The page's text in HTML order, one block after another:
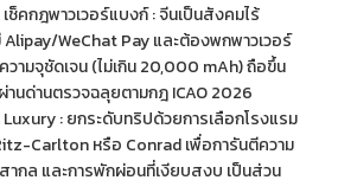
ช็คกฎพาวเวอร์แบงก์ : จีนเป็นสังคมไร้
WeChat Pay และต้องพกพาวเวอร์
ามจุชัดเจน (ไม่เกิน 20,000 mAh) ถือขึ้น
านด่านตรวจฉลุยตามกฎ ICAO 2026
: ยกระดับทริปด้วยการเลือกโรงแรม
Carlton หรือ Conrad เพื่อการันตีความ
ากล และการพักผ่อนที่เงียบสงบ เป็นส่วน